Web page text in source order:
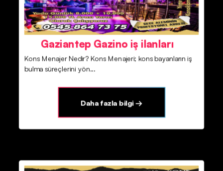
Gaziantep Gazino iş ilanları
Kons Menajer Nedir? Kons Menajeri; kons bayanların iş
bulma süreçlerini yön...
Daha fazla bilgi →